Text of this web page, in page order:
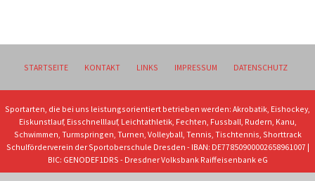
STARTSEITE KONTAKT LINKS IMPRESSUM DATENSCHUTZ
Sportarten, die bei uns leistungsorientiert betrieben werden: Akrobatik, Eishockey,
Eiskunstlauf, Eisschnelllauf, Leichtathletik, Fechten, Fussball, Rudern, Kanu,
Schwimmen, Turmspringen, Turnen, Volleyball, Tennis, Tischtennis, Shorttrack
Schulförderverein der Sportoberschule Dresden - IBAN: DE77850900002658961007 |
BIC: GENODEF1DRS - Dresdner Volksbank Raiffeisenbank eG